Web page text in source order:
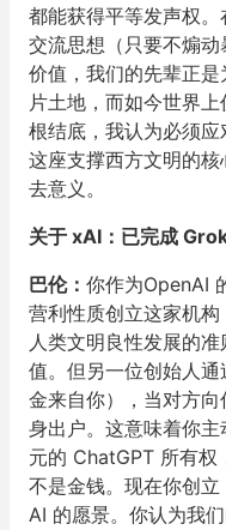
都能获得平等发声权
交流思想（只要不煽
价值，我们的先辈正
片土地，而如今世界
根结底，我认为必须
这座支撑西方文明的
去意义。
关于 xAI：已完成
巴伦： 你作为OpenAI
营利性质创立这家机
人类文明良性发展的
值。但另一位创始人
金来自你），当对方
身出户。这意味着你
元的 ChatGPT 所有权
不是金钱。现在你创
AI 的愿景。你认为我